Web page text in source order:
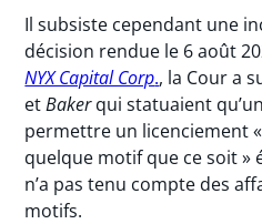
Il subsiste cependant une
décision rendue le 6 août
NYX Capital Corp., la Cour a
etBakerqui statuaient
permettre un licenciement
quelque motif que ce soit »
n’a pas tenu compte des
motifs.